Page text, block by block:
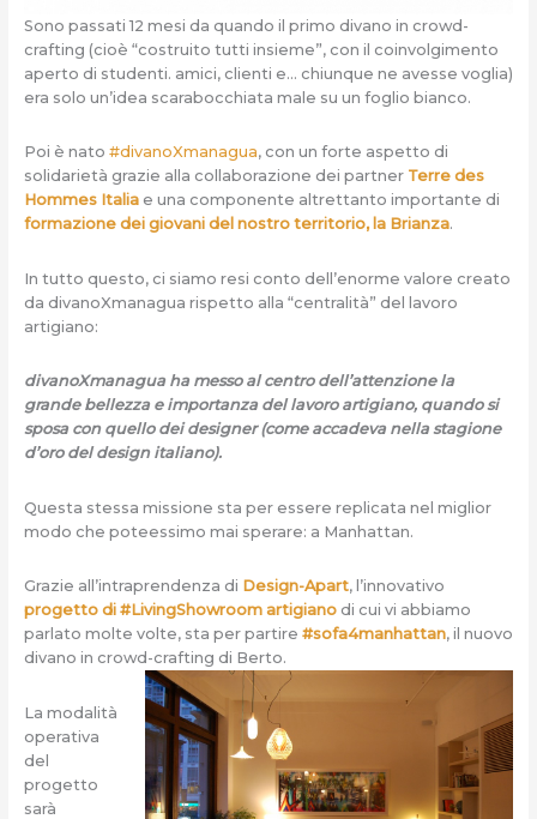
Sono passati 12 mesi da quando il primo divano in crowd-
crafting (cioè “costruito tutti insieme”, con il coinvolgimento
aperto di studenti. amici, clienti e… chiunque ne avesse voglia)
era solo un’idea scarabocchiata male su un foglio bianco.
Poi è nato #divanoXmanagua, con un forte aspetto di
solidarietà grazie alla collaborazione dei partner Terre des
Hommes Italiae una componente altrettanto importante di
formazione dei giovani del nostro territorio, la Brianza.
In tutto questo, ci siamo resi conto dell’enorme valore creato
da divanoXmanagua rispetto alla “centralità” del lavoro
artigiano:
divanoXmanagua ha messo al centro dell’attenzione la
grande bellezza e importanza del lavoro artigiano, quando si
sposa con quello dei designer (come accadeva nella stagione
d’oro del design italiano).
Questa stessa missione sta per essere replicata nel miglior
modo che poteessimo mai sperare: a Manhattan.
Grazie all’intraprendenza di Design-Apart, l’innovativo
progetto di #LivingShowroom artigianodi cui vi abbiamo
parlato molte volte, sta per partire #sofa4manhattan, il nuovo
divano in crowd-crafting di Berto.
La modalità
operativa
del
progetto
sarà